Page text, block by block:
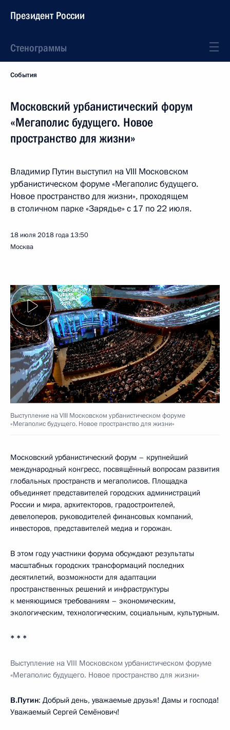
Президент России
Стенограммы
События
Московский урбанистический форум
«Мегаполис будущего. Новое
пространство для жизни»
Владимир Путин выступил на VIII Московском
урбанистическом форуме «Мегаполис будущего.
Новое пространство для жизни», проходящем
в столичном парке «Зарядье» с 17 по 22 июля.
18 июля 2018 года 13:50
Москва
Выступление на VIII Московском урбанистическом форуме
«Мегаполис будущего. Новое пространство для жизни»
Московский урбанистический форум – крупнейший
международный конгресс, посвящённый вопросам развития
глобальных пространств и мегаполисов. Площадка
объединяет представителей городских администраций
России и мира, архитекторов, градостроителей,
девелоперов, руководителей финансовых компаний,
инвесторов, представителей медиа и горожан.
В этом году участники форума обсуждают результаты
масштабных городских трансформаций последних
десятилетий, возможности для адаптации
пространственных решений и инфраструктуры
к меняющимся требованиям – экономическим,
экологическим, технологическим, социальным, культурным.
* * *
Выступление на VIII Московском урбанистическом форуме
«Мегаполис будущего. Новое пространство для жизни»
В.Путин: Добрый день, уважаемые друзья! Дамы и господа!
Уважаемый Сергей Семёнович!